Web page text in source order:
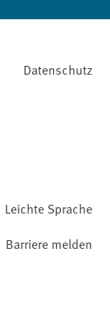
Datenschutz
Leichte Sprache
Barriere melden